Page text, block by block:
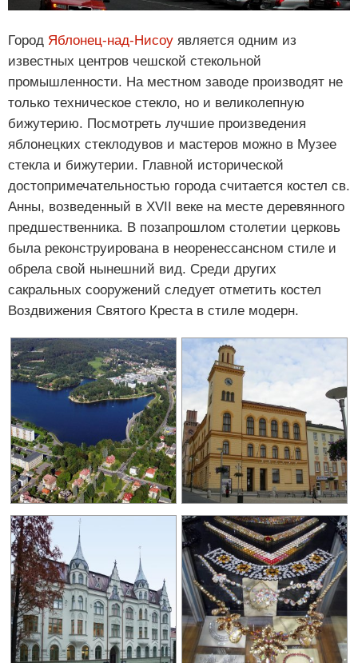
Город Яблонец-над-Нисоу является одним из
известных центров чешской стекольной
промышленности. На местном заводе производят не
только техническое стекло, но и великолепную
бижутерию. Посмотреть лучшие произведения
яблонецких стеклодувов и мастеров можно в Музее
стекла и бижутерии. Главной исторической
достопримечательностью города считается костел св.
Анны, возведенный в XVII веке на месте деревянного
предшественника. В позапрошлом столетии церковь
была реконструирована в неоренессансном стиле и
обрела свой нынешний вид. Среди других
сакральных сооружений следует отметить костел
Воздвижения Святого Креста в стиле модерн.